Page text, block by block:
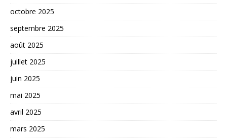
octobre 2025
septembre 2025
août 2025
juillet 2025
juin 2025
mai 2025
avril 2025
mars 2025